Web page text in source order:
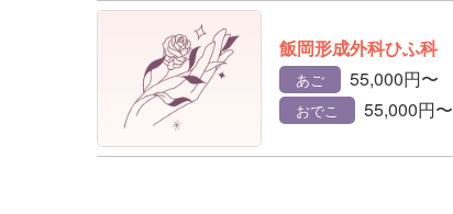
飯岡形成外科ひふ科
あご 55,000円〜
おでこ 55,000円〜